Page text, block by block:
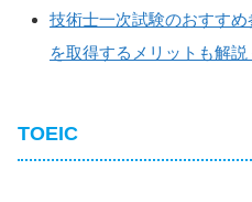
技術士一次試験のおすす
を取得するメリットも解
TOEIC